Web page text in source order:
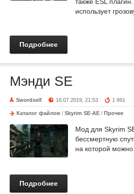
также ESL
использует
Подробнее
Мэнди SE
Swordself 16.07.2019, 21:53 1 991
Каталог файлов / Skyrim SE-AE / Прочее
Мод для Skyrim
бессмертную
на которой
Подробнее